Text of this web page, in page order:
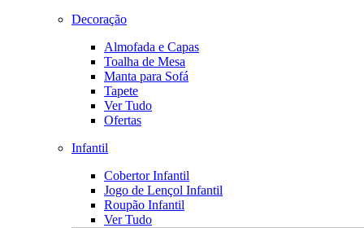
Decoração
Almofada e Capas
Toalha de Mesa
Manta para Sofá
Tapete
Ver Tudo
Ofertas
Infantil
Cobertor Infantil
Jogo de Lençol Infantil
Roupão Infantil
Ver Tudo